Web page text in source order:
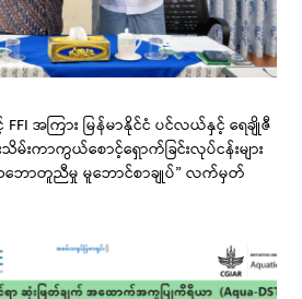
FFI အကြား မြန်မာနိုင်ငံ ပင်လယ်နှင့် ရေချိုဇီ
သိမ်းကာကွယ်စောင့်ရှောက်ခြင်းလုပ်ငန်းများ
ောတူညီမှု မူဘောင်စာချုပ်” လက်မှတ်